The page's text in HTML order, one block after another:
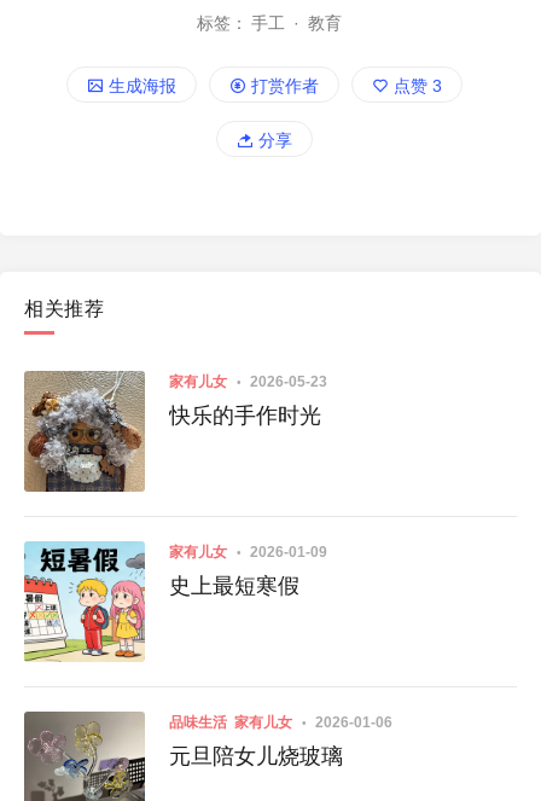
标签： 手工 · 教育
生成海报 打赏作者 点赞 3
分享
相关推荐
家有儿女 2026-05-23
快乐的手作时光
家有儿女 2026-01-09
史上最短寒假
品味生活 家有儿女 2026-01-06
元旦陪女儿烧玻璃